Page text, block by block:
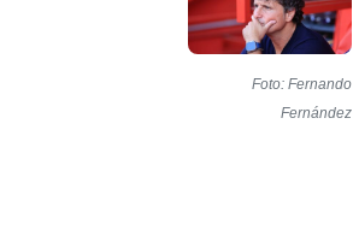
Foto: Fernando
Fernández